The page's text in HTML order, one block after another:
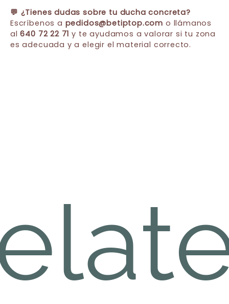
💬 ¿Tienes dudas sobre tu ducha concreta?
Escríbenos a pedidos@betiptop.com o llámanos
al640 72 22 71 y te ayudamos a valorar si tu zona
es adecuada y a elegir el material correcto.